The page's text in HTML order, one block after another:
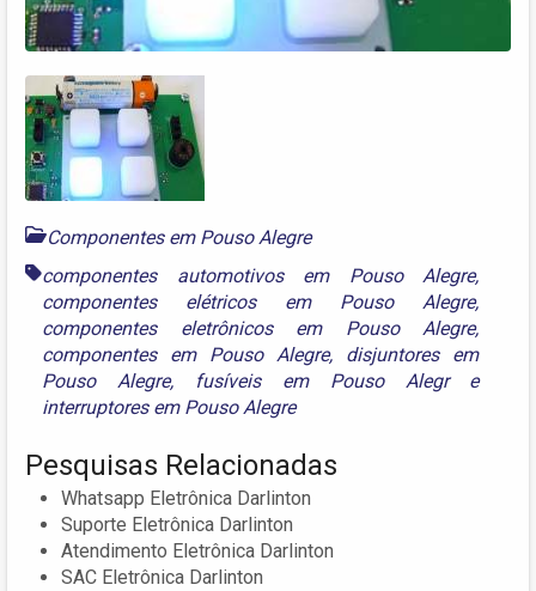
Componentes em Pouso Alegre
componentes automotivos em Pouso Alegre,
componentes elétricos em Pouso Alegre,
componentes eletrônicos em Pouso Alegre,
componentes em Pouso Alegre, disjuntores em
Pouso Alegre, fusíveis em Pouso Alegre
interruptores em Pouso Alegre
Pesquisas Relacionadas
Whatsapp Eletrônica Darlinton
Suporte Eletrônica Darlinton
Atendimento Eletrônica Darlinton
SAC Eletrônica Darlinton